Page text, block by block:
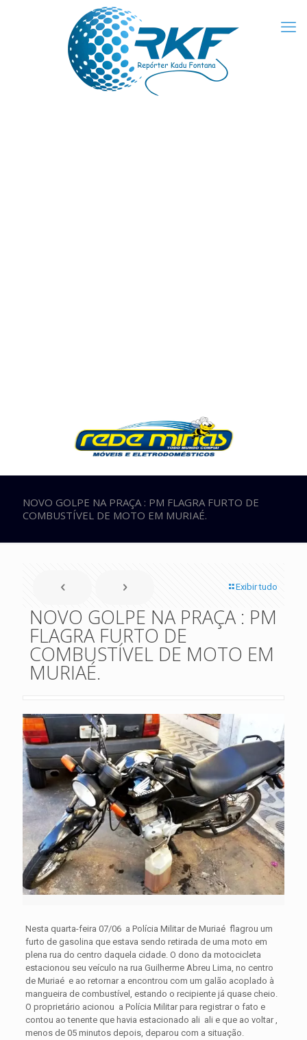
NOVO GOLPE NA PRAÇA : PM FLAGRA FURTO DE
COMBUSTÍVEL DE MOTO EM MURIAÉ.
Exibir tudo
NOVO GOLPE NA PRAÇA : PM
FLAGRA FURTO DE
COMBUSTÍVEL DE MOTO EM
MURIAÉ.
Nesta quarta-feira 07/06 a Polícia Militar de Muriaé flagrou um
furto de gasolina que estava sendo retirada de uma moto em
plena rua do centro daquela cidade. O dono da motocicleta
estacionou seu veículo na rua Guilherme Abreu Lima, no centro
de Muriaé e ao retornar a encontrou com um galão acoplado à
mangueira de combustível, estando o recipiente já quase cheio.
O proprietário acionou a Polícia Militar para registrar o fato e
contou ao tenente que havia estacionado ali ali e que ao voltar ,
menos de 05 minutos depois, deparou com a situação.